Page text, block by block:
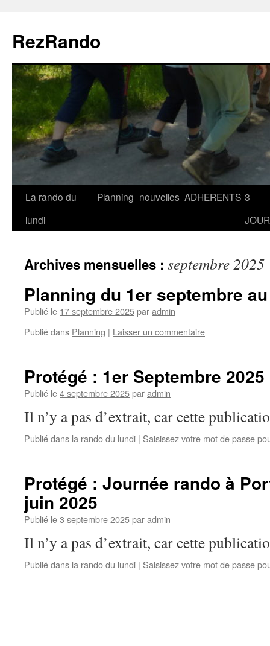
contenu
RezRando
La rando du
lundi
Planning nouvelles ADHERENTS 3
Archives mensuelles : septembre 2025
Planning du 1er septembre
Publié le 17 septembre 2025paradmin
Publié dans Planning | Laisser un commentaire
Protégé : 1er Septembre 2025
Publié le4 septembre 2025paradmin
Il n’y a pas d’extrait, car cette
Publié dans la rando du lundi | Saisissez votre mot de passe
Protégé : Journée rando à
juin 2025
Publié le3 septembre 2025paradmin
Il n’y a pas d’extrait, car cette
Publié dans la rando du lundi | Saisissez votre mot de passe